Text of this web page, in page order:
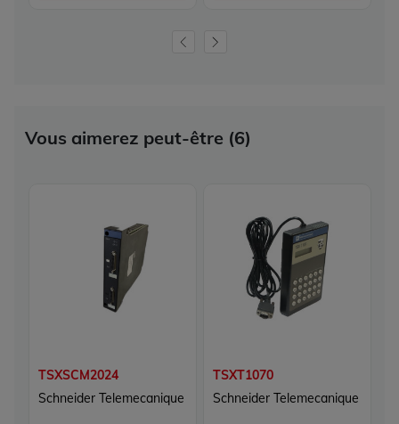
Vous aimerez peut-être (6)
TSXSCM2024
Schneider Telemecanique
TSXT1070
Schneider Telemecanique